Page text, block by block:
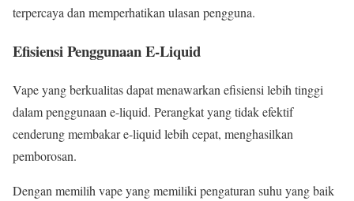
terpercaya dan memperhatikan ulasan pengguna.
Efisiensi Penggunaan E-Liquid
Vape yang berkualitas dapat menawarkan efisiensi lebih tinggi
dalam penggunaan e-liquid. Perangkat yang tidak efektif
cenderung membakar e-liquid lebih cepat, menghasilkan
pemborosan.
Dengan memilih vape yang memiliki pengaturan suhu yang baik